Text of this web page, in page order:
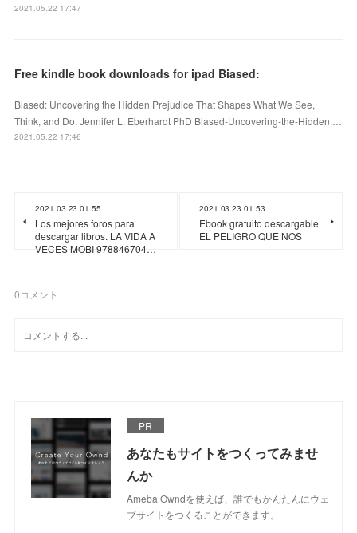
2021.05.22 17:47
Free kindle book downloads for ipad Biased:
Biased: Uncovering the Hidden Prejudice That Shapes What We See,
Think, and Do. Jennifer L. Eberhardt PhD Biased-Uncovering-the-Hidden.…
2021.05.22 17:46
2021.03.23 01:55
Los mejores foros para
descargar libros. LA VIDA A
VECES MOBI 978846704…
2021.03.23 01:53
Ebook gratuito descargable
EL PELIGRO QUE NOS
0コメント
PR
あなたもサイトをつくってみませ
んか
Ameba Owndを使えば、誰でもかんたんにウェ
ブサイトをつくることができます。